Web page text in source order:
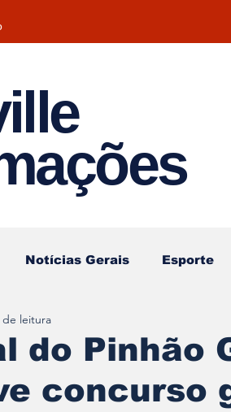
Notícias Gerais Esporte
do Pinhão
concurso
de leitura